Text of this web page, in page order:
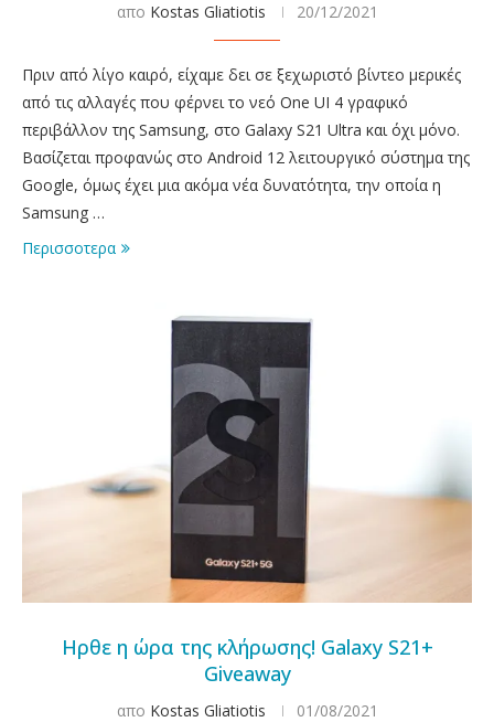
απο Kostas Gliatiotis 20/12/2021
Πριν από λίγο καιρό, είχαμε δει σε ξεχωριστό βίντεο μερικές
από τις αλλαγές που φέρνει το νεό One UI 4 γραφικό
περιβάλλον της Samsung, στο Galaxy S21 Ultra και όχι μόνο.
Βασίζεται προφανώς στο Android 12 λειτουργικό σύστημα της
Google, όμως έχει μια ακόμα νέα δυνατότητα, την οποία η
Samsung …
Περισσοτερα
Ηρθε η ώρα της κλήρωσης! Galaxy S21+
Giveaway
απο Kostas Gliatiotis 01/08/2021